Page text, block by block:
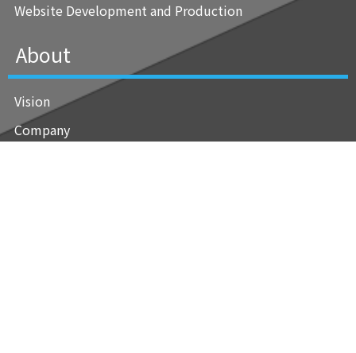
Website Development and Production
About
Vision
Company